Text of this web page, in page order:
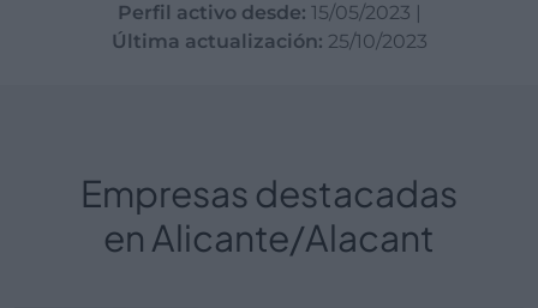
Perfil activo desde: 15/05/2023 |
Última actualización: 25/10/2023
Empresas destacadas
en Alicante/Alacant